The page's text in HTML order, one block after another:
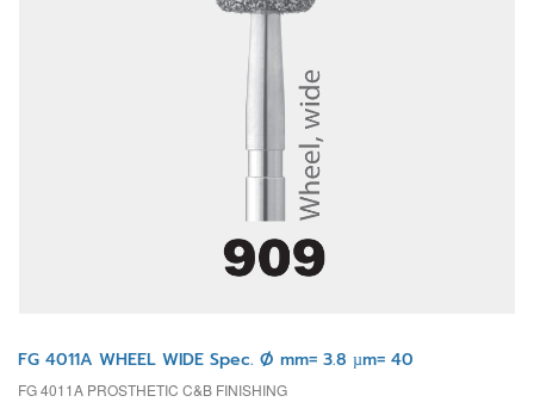
FG 4011A WHEEL WIDE Spec. Ø mm= 3.8 µm= 40
FG 4011A PROSTHETIC C&B FINISHING